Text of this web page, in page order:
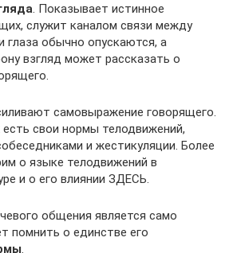
. Показывает истинное
служит каналом связи между
глаза обычно опускаются, а
взгляд может рассказать о
самовыражение говорящего.
есть свои нормы телодвижений,
и жестикуляции. Более
о языке телодвижений в
и о его влиянии ЗДЕСЬ.
общения является само
помнить о единстве его